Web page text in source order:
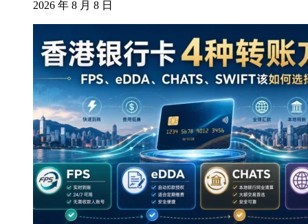
2026 年 8 月 8 日